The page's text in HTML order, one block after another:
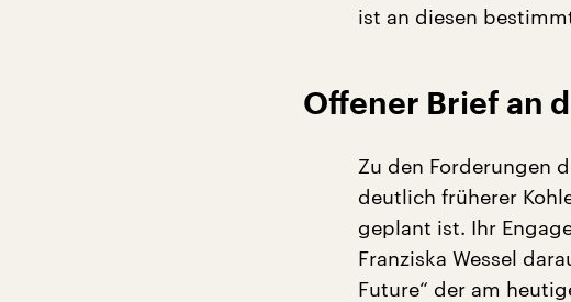
ist an diesen
Offener Brief an
Zu den Forderungen
deutlich früherer
geplant ist. Ihr
Franziska Wessel
Future“ der am